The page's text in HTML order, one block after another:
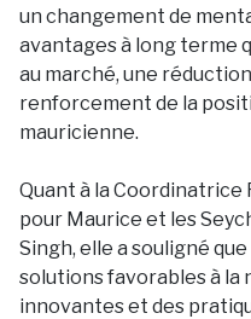
un changement de
avantages à long terme
au marché, une
renforcement de la
mauricienne.
Quant à la Coordinatrice
pour Maurice et les
Singh, elle a souligné
solutions favorables à la
innovantes et des